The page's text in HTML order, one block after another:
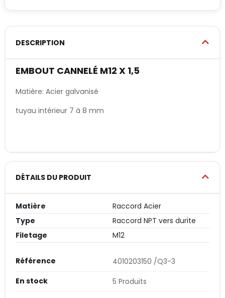
DESCRIPTION
EMBOUT CANNELÉ M12 X 1,5
Matière: Acier galvanisé
tuyau intérieur 7 à 8 mm
DÉTAILS DU PRODUIT
Matière
Raccord Acier
Type
Raccord NPT vers durite
Filetage
M12
Référence
4010203150 /Q3-3
En stock
5 Produits